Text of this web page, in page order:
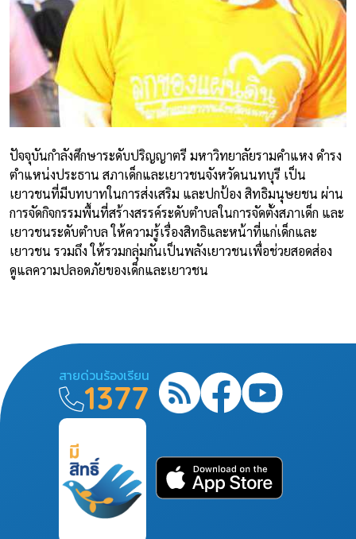
ปัจจุบันกำลังศึกษาระดับปริญญาตรี มหาวิทยาลัยรามคำแหง ดำรง
ตำแหน่งประธาน สภาเด็กและเยาวชนจังหวัดนนทบุรี เป็น
เยาวชนที่มีบทบาทในการส่งเสริม และปกป้อง สิทธิมนุษยชน ผ่าน
การจัดกิจกรรมพื้นที่สร้างสรรค์ระดับตำบลในการจัดตั้งสภาเด็ก และ
เยาวชนระดับตำบล ให้ความรู้เรื่องสิทธิและหน้าที่แก่เด็กและ
เยาวชน รวมถึง ให้รวมกลุ่มกันเป็นพลังเยาวชนเพื่อช่วยสอดส่อง
ดูแลความปลอดภัยของเด็กและเยาวชน
สายด่วนร้องเรียน
1377